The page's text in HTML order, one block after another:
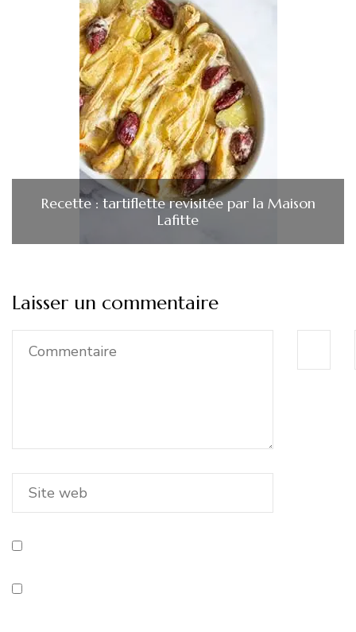
Recette : tartiflette revisitée par la Maison
Lafitte
Laisser un commentaire